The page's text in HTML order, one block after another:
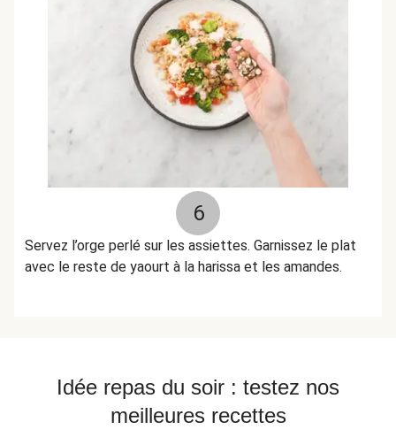
6
Servez l’orge perlé sur les assiettes. Garnissez le plat
avec le reste de yaourt à la harissa et les amandes.
Idée repas du soir : testez nos
meilleures recettes